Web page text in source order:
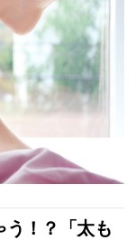
う！？「太も